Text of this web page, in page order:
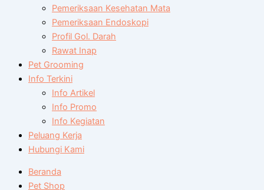
Pemeriksaan Kesehatan Mata
Pemeriksaan Endoskopi
Profil Gol. Darah
Rawat Inap
Pet Grooming
Info Terkini
Info Artikel
Info Promo
Info Kegiatan
Peluang Kerja
Hubungi Kami
Beranda
Pet Shop